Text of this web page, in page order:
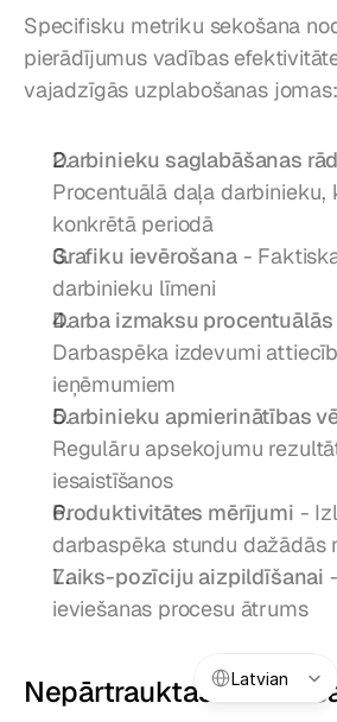
Specifisku metriku sekošana
pierādījumus vadības
vajadzīgās uzplabošanas jomas:
Darbinieku saglabāšanas
Procentuālā daļa darbinieku,
konkrētā periodā
Grafiku ievērošana -
darbinieku līmeni
Darba izmaksu procentuālās
Darbaspēka izdevumi
ieņēmumiem
Darbinieku apmierinātības
Regulāru apsekojumu
iesaistīšanos
Produktivitātes mērījumi -
darbaspēka stundu dažādās
Laiks-pozīciju aizpildīšanai
ieviešanas procesu ātrums
Nepārtrauktas Latvian